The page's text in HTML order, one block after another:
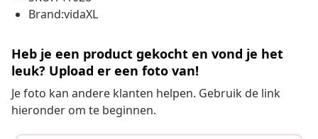
Brand:vidaXL
Heb je een product gekocht en vond je het
leuk? Upload er een foto van!
Je foto kan andere klanten helpen. Gebruik de link
hieronder om te beginnen.